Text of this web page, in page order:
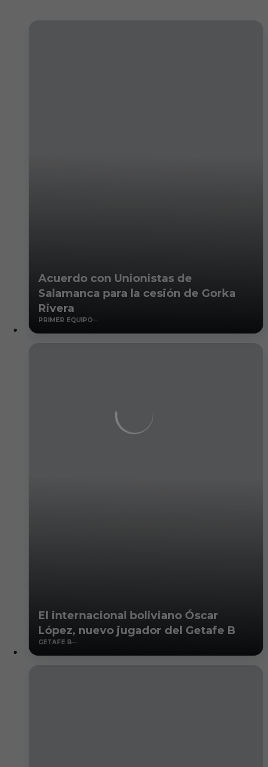
Acuerdo con Unionistas de
Salamanca para la cesión de Gorka
Rivera
PRIMER EQUIPO
El internacional boliviano Óscar
López, nuevo jugador del Getafe B
GETAFE B